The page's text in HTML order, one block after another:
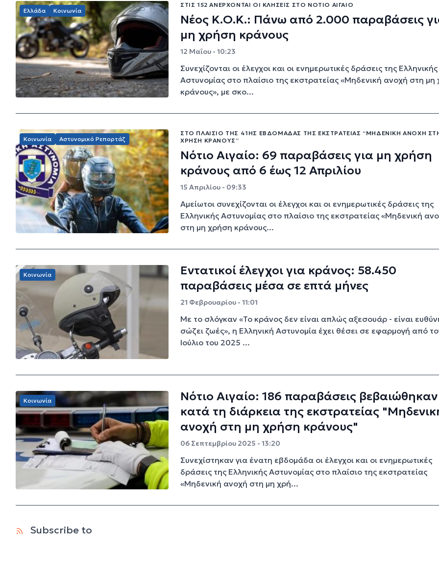
Ελλάδα Κοινωνία
ΣΤΙΣ 152 ΑΝΈΡΧΟΝΤΑΙ ΟΙ ΚΛΉΣΕΙΣ ΣΤΟ ΝΌΤΙΟ ΑΙΓΑΊΟ
Νέος Κ.Ο.Κ.: Πάνω από 2.000 παραβάσεις
μη χρήση κράνους
12 Μαΐου - 10:23
Συνεχίζονται οι έλεγχοι και οι ενημερωτικές δράσεις της Ελληνικής
Αστυνομίας στο πλαίσιο της εκστρατείας «Μηδενική ανοχή στη μη
κράνους», με σκο...
Κοινωνία Αστυνομικό Ρεπορτάζ
ΣΤΟ ΠΛΑΊΣΙΟ ΤΗΣ 41ΗΣ ΕΒΔΟΜΆΔΑΣ ΤΗΣ ΕΚΣΤΡΑΤΕΊΑΣ “ΜΗΔΕΝΙΚΉ ΑΝΟΧΉ
ΧΡΉΣΗ ΚΡΆΝΟΥΣ”
Νότιο Αιγαίο: 69 παραβάσεις για μη χρήση
κράνους από 6 έως 12 Απριλίου
15 Απριλίου - 09:33
Αμείωτοι συνεχίζονται οι έλεγχοι και οι ενημερωτικές δράσεις της
Ελληνικής Αστυνομίας στο πλαίσιο της εκστρατείας «Μηδενική
στη μη χρήση κράνους...
Κοινωνία
Εντατικοί έλεγχοι για κράνος: 58.450
παραβάσεις μέσα σε επτά μήνες
21 Φεβρουαρίου - 11:01
Με το σλόγκαν «Το κράνος δεν είναι απλώς αξεσουάρ - είναι
σώζει ζωές», η Ελληνική Αστυνομία έχει θέσει σε εφαρμογή από
Ιούλιο του 2025 ...
Κοινωνία
Νότιο Αιγαίο: 186 παραβάσεις βεβαιώθηκαν
κατά τη διάρκεια της εκστρατείας
ανοχή στη μη χρήση κράνους"
06 Σεπτεμβρίου 2025 - 13:20
Συνεχίστηκαν για ένατη εβδομάδα οι έλεγχοι και οι ενημερωτικές
δράσεις της Ελληνικής Αστυνομίας στο πλαίσιο της εκστρατείας
«Μηδενική ανοχή στη μη χρή...
Subscribe to